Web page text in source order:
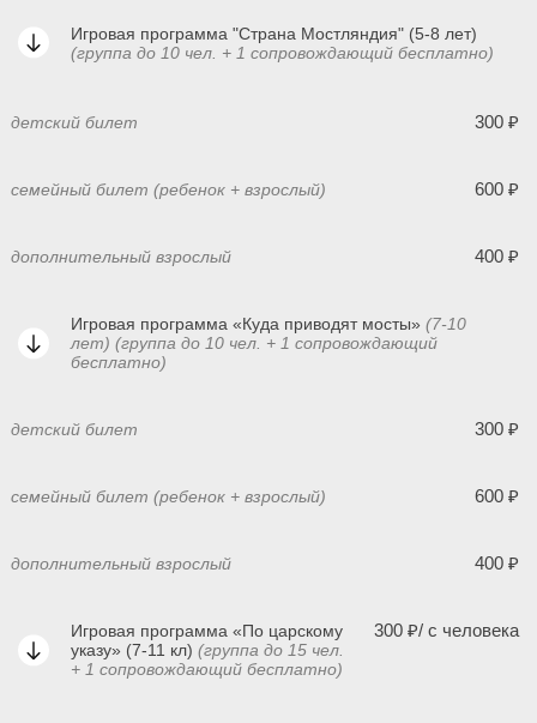
Игровая программа "Страна Мостляндия" (5-8 лет)
(группа до 10 чел. + 1 сопровождающий бесплатно)
детский билет 300 ₽
семейный билет (ребенок + взрослый) 600 ₽
дополнительный взрослый 400 ₽
Игровая программа «Куда приводят мосты» (7-10
лет) (группа до 10 чел. + 1 сопровождающий
бесплатно)
детский билет 300 ₽
семейный билет (ребенок + взрослый) 600 ₽
дополнительный взрослый 400 ₽
Игровая программа «По царскому
указу» (7-11 кл) (группа до 15 чел.
+ 1 сопровождающий бесплатно)
300 ₽/ с человека